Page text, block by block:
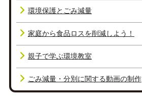
環境保護とごみ減量
家庭から食品ロスを削減しよう！
親子で学ぶ環境教室
ごみ減量・分別に関する動画の制作